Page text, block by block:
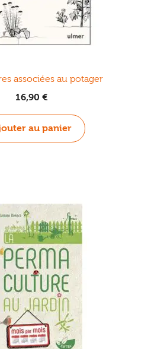
associées au potager
16,90 €
au panier